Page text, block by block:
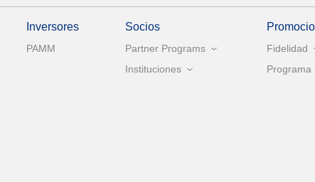
Inversores
PAMM
Socios
Partner Programs
Instituciones
Fidelidad
Programa